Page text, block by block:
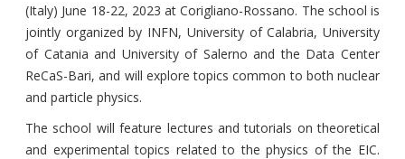
(Italy) June 18-22, 2023 at Corigliano-Rossano. The school is
jointly organized by INFN, University of Calabria, University
of Catania and University of Salerno and the Data Center
ReCaS-Bari, and will explore topics common to both nuclear
and particle physics.
The school will feature lectures and tutorials on theoretical
and experimental topics related to the physics of the EIC.